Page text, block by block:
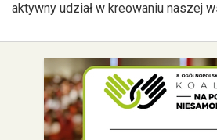
aktywny udział w kreowaniu naszej